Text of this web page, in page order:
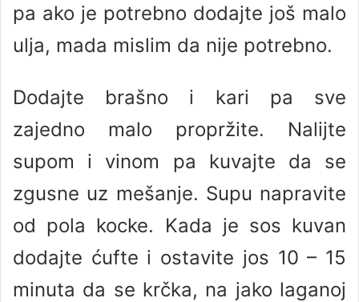
pa ako je potrebno dodajte još malo
ulja, mada mislim da nije potrebno.
Dodajte brašno i kari pa sve
zajedno malo propržite. Nalijte
supom i vinom pa kuvajte da se
zgusne uz mešanje. Supu napravite
od pola kocke. Kada je sos kuvan
dodajte ćufte i ostavite jos 10 – 15
minuta da se krčka, na jako laganoj